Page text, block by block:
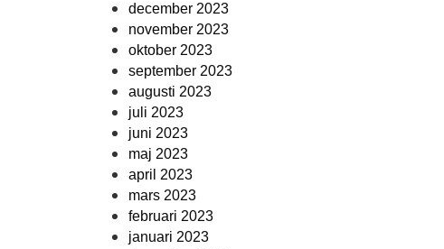
december 2023
november 2023
oktober 2023
september 2023
augusti 2023
juli 2023
juni 2023
maj 2023
april 2023
mars 2023
februari 2023
januari 2023